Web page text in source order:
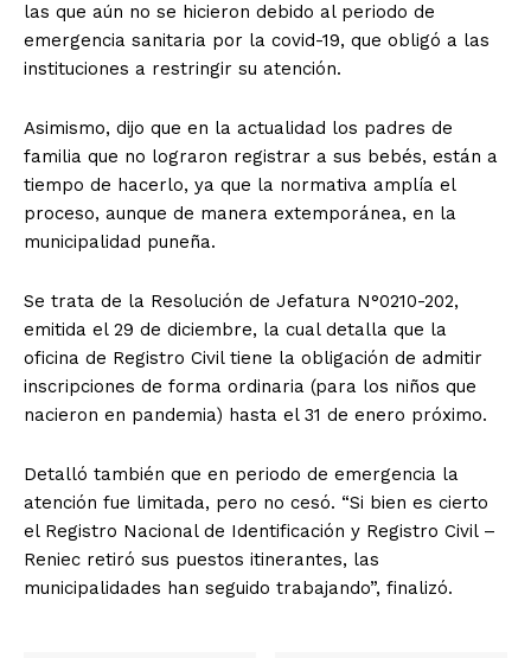
las que aún no se hicieron debido al periodo de
emergencia sanitaria por la covid-19, que obligó a las
instituciones a restringir su atención.
Asimismo, dijo que en la actualidad los padres de
familia que no lograron registrar a sus bebés, están a
tiempo de hacerlo, ya que la normativa amplía el
proceso, aunque de manera extemporánea, en la
municipalidad puneña.
Se trata de la Resolución de Jefatura N°0210-202,
emitida el 29 de diciembre, la cual detalla que la
oficina de Registro Civil tiene la obligación de admitir
inscripciones de forma ordinaria (para los niños que
nacieron en pandemia) hasta el 31 de enero próximo.
Detalló también que en periodo de emergencia la
atención fue limitada, pero no cesó. “Si bien es cierto
el Registro Nacional de Identificación y Registro Civil –
Reniec retiró sus puestos itinerantes, las
municipalidades han seguido trabajando”, finalizó.